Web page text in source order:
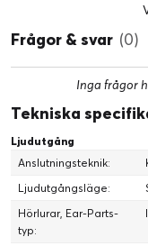
Frågor & svar (0)
Inga frågor
Tekniska
Ljudutgång
Anslutningsteknik:
Ljudutgångsläge:
Hörlurar, Ear-Parts-
typ: